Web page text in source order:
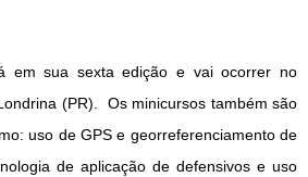
em sua sexta edição e vai ocorrer no
(PR). Os minicursos também são
uso de GPS e georreferenciamento de
de aplicação de defensivos e uso